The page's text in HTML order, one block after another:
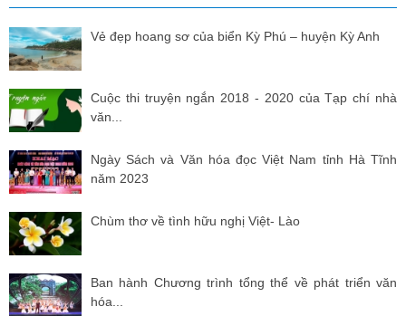
Vẻ đẹp hoang sơ của biển Kỳ Phú – huyện Kỳ Anh
Cuộc thi truyện ngắn 2018 - 2020 của Tạp chí nhà
văn...
Ngày Sách và Văn hóa đọc Việt Nam tỉnh Hà Tĩnh
năm 2023
Chùm thơ về tình hữu nghị Việt- Lào
Ban hành Chương trình tổng thể về phát triển văn
hóa...